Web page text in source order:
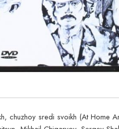
chuzhoy sredi svoikh (At Home